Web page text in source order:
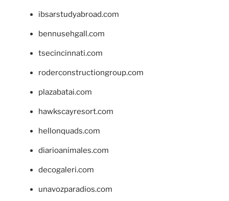
ibsarstudyabroad.com
bennusehgall.com
tsecincinnati.com
roderconstructiongroup.com
plazabatai.com
hawkscayresort.com
hellonquads.com
diarioanimales.com
decogaleri.com
unavozparadios.com